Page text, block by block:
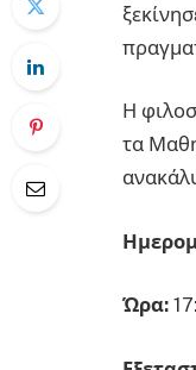
Η
τα
Ώρα: